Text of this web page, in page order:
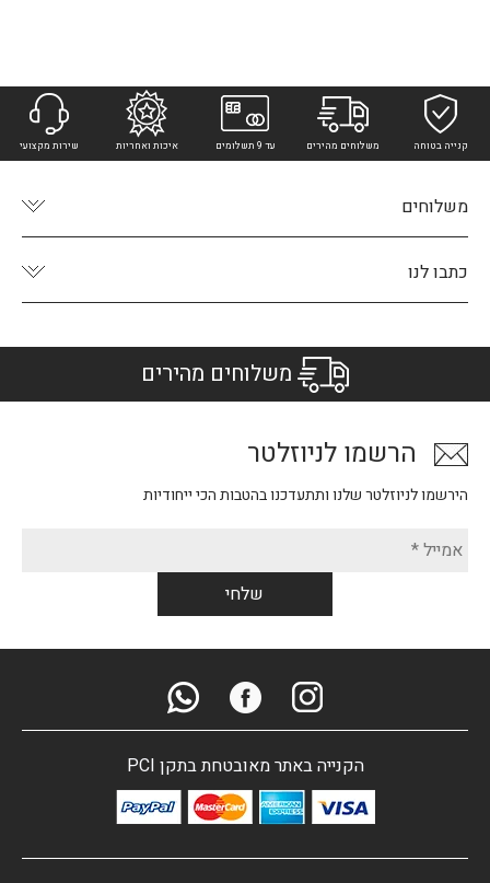
קנייה בטוחה משלוחים מהירים עד 9 תשלומים איכות ואחריות שירות מקצועי
משלוחים
כתבו לנו
משלוחים מהירים
הרשמו לניוזלטר
הירשמו לניוזלטר שלנו ותתעדכנו בהטבות הכי ייחודיות
הקנייה באתר מאובטחת בתקן PCI